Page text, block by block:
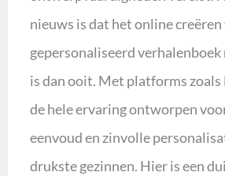
nieuws is dat het online creëren
gepersonaliseerd
is dan ooit. Met platforms
de hele ervaring ontworpen
eenvoud en zinvolle
drukste gezinnen. Hier is een